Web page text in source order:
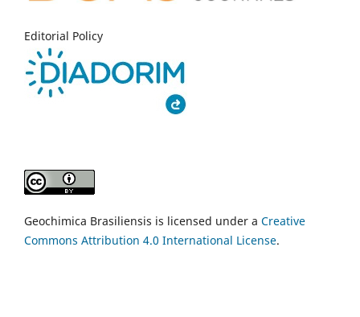
Editorial Policy
Geochimica Brasiliensis is licensed under a Creative
Commons Attribution 4.0 International License.